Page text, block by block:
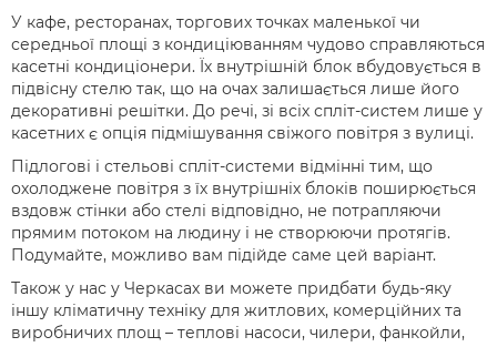
У кафе, ресторанах, торгових точках маленької чи
середньої площі з кондиціюванням чудово справляються
касетні кондиціонери. Їх внутрішній блок вбудовується в
підвісну стелю так, що на очах залишається лише його
декоративні решітки. До речі, зі всіх спліт-систем лише у
касетних є опція підмішування свіжого повітря з вулиці.
Підлогові і стельові спліт-системи відмінні тим, що
охолоджене повітря з їх внутрішніх блоків поширюється
вздовж стінки або стелі відповідно, не потрапляючи
прямим потоком на людину і не створюючи протягів.
Подумайте, можливо вам підійде саме цей варіант.
Також у нас у Черкасах ви можете придбати будь-яку
іншу кліматичну техніку для житлових, комерційних та
виробничих площ – теплові насоси, чилери, фанкойли,